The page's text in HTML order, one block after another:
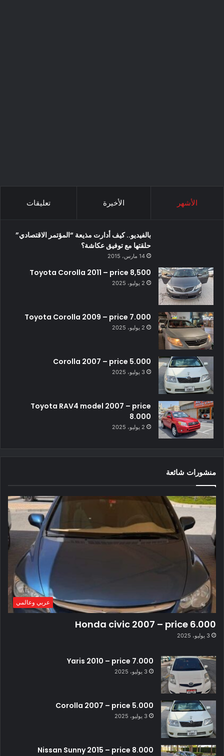
الأشهر الأخيرة تعليقات
بالفيديو.. كيف أدارت مذيعة “المؤتمر الاقتصادي”
حلقتها مع توفيق عكاشة؟
14 مارس، 2015
Toyota Corolla 2011 – price 8,500
2 يوليو، 2025
Toyota Corolla 2009 – price 7.000
2 يوليو، 2025
Corolla 2007 – price 5.000
3 يوليو، 2025
Toyota RAV4 model 2007 – price
8.000
2 يوليو، 2025
منشورات شائعة
عربي وعالمي
Honda civic 2007 – price 6.000
3 يوليو، 2025
Yaris 2010 – price 7.000
3 يوليو، 2025
Corolla 2007 – price 5.000
3 يوليو، 2025
Nissan Sunny 2015 – price 8.000